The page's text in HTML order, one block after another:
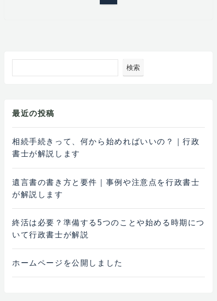
検索
最近の投稿
相続手続きって、何から始めればいいの？｜行政
書士が解説します
遺言書の書き方と要件｜事例や注意点を行政書士
が解説します
終活は必要？準備する5つのことや始める時期につ
いて行政書士が解説
ホームページを公開しました